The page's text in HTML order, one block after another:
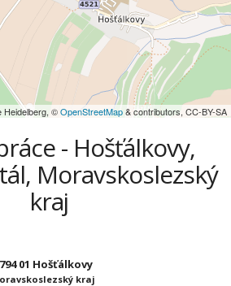
Heidelberg, ©OpenStreetMap& contributors, CC-BY-SA
- Hošťálkovy,
Moravskoslezský
kraj
01 Hošťálkovy
kraj